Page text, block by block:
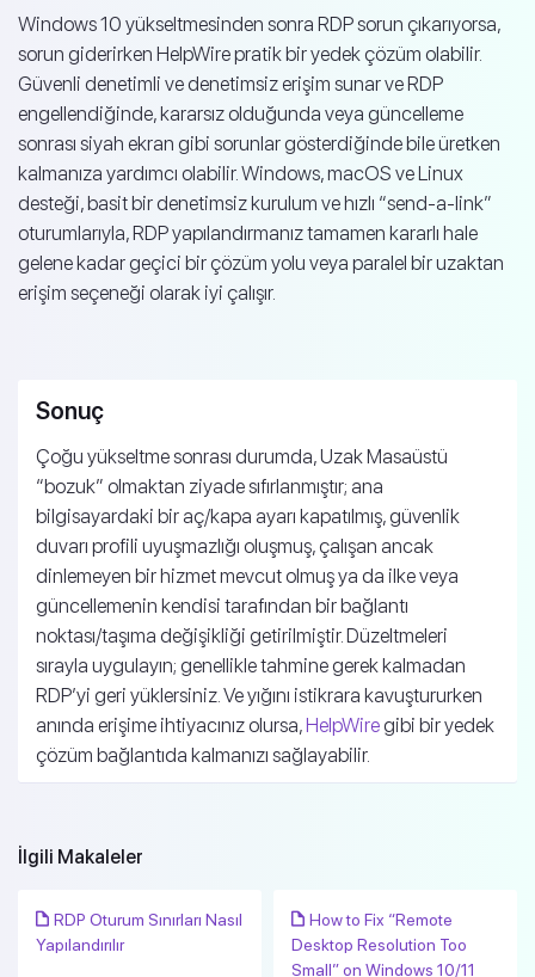
Windows 10 yükseltmesinden sonra RDP sorun çıkarıyorsa,
sorun giderirken HelpWire pratik bir yedek çözüm olabilir.
Güvenli denetimli ve denetimsiz erişim sunar ve RDP
engellendiğinde, kararsız olduğunda veya güncelleme
sonrası siyah ekran gibi sorunlar gösterdiğinde bile üretken
kalmanıza yardımcı olabilir. Windows, macOS ve Linux
desteği, basit bir denetimsiz kurulum ve hızlı “send-a-link”
oturumlarıyla, RDP yapılandırmanız tamamen kararlı hale
gelene kadar geçici bir çözüm yolu veya paralel bir uzaktan
erişim seçeneği olarak iyi çalışır.
Sonuç
Çoğu yükseltme sonrası durumda, Uzak Masaüstü
“bozuk” olmaktan ziyade sıfırlanmıştır; ana
bilgisayardaki bir aç/kapa ayarı kapatılmış, güvenlik
duvarı profili uyuşmazlığı oluşmuş, çalışan ancak
dinlemeyen bir hizmet mevcut olmuş ya da ilke veya
güncellemenin kendisi tarafından bir bağlantı
noktası/taşıma değişikliği getirilmiştir. Düzeltmeleri
sırayla uygulayın; genellikle tahmine gerek kalmadan
RDP’yi geri yüklersiniz. Ve yığını istikrara kavuştururken
anında erişime ihtiyacınız olursa,HelpWiregibi bir yedek
çözüm bağlantıda kalmanızı sağlayabilir.
İlgili Makaleler
RDP Oturum Sınırları Nasıl
Yapılandırılır
How to Fix “Remote
Desktop Resolution Too
Small” on Windows 10/11